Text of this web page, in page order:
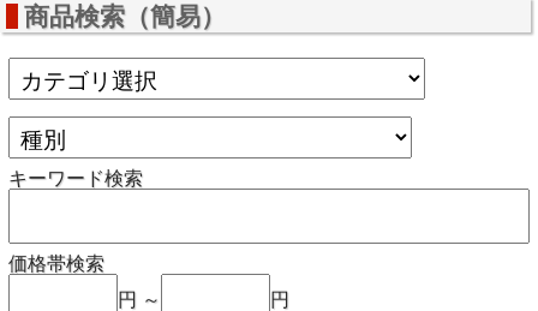
商品検索（簡易）
キーワード検索
価格帯検索
円 ～
円